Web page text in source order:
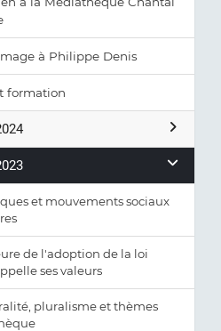
à Philippe Denis
formation
et mouvements sociaux
de l'adoption de la loi
ses valeurs
pluralisme et thèmes